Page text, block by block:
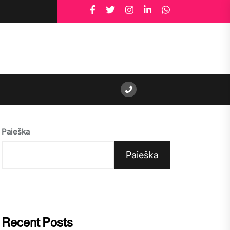
Paieška
Paieška
Recent Posts